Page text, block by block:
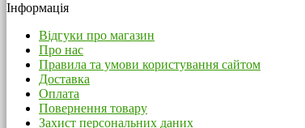
Інформація
Відгуки про магазин
Про нас
Правила та умови користування сайтом
Доставка
Оплата
Повернення товару
Захист персональних даних